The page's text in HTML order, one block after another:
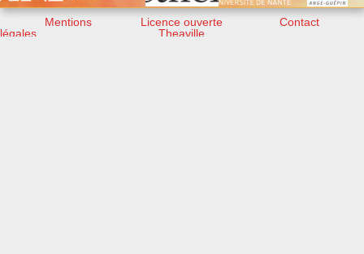
Mentions
légales
Licence ouverte
Theaville
Contact